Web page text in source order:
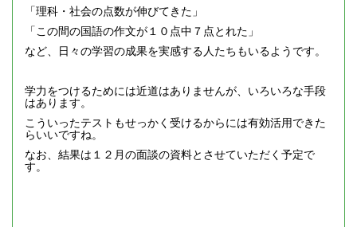
「理科・社会の点数が伸びてきた」
「この間の国語の作文が１０点中７点とれた」
など、日々の学習の成果を実感する人たちもいるようです。
学力をつけるためには近道はありませんが、いろいろな手段
はあります。
こういったテストもせっかく受けるからには有効活用できた
らいいですね。
なお、結果は１２月の面談の資料とさせていただく予定で
す。